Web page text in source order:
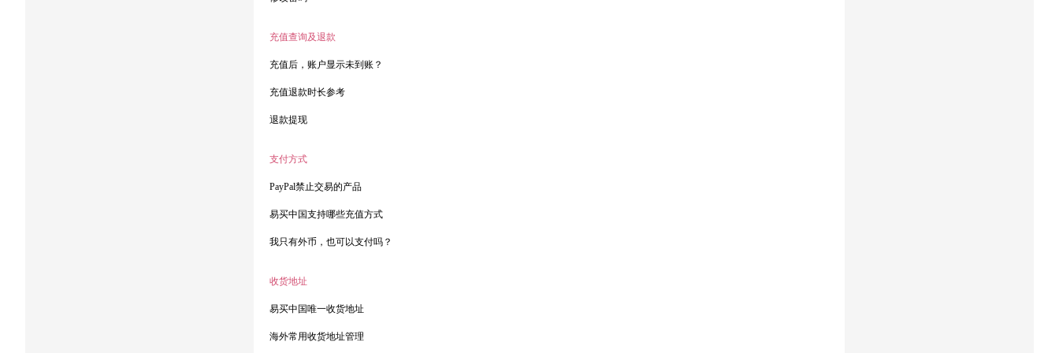
充值查询及退款
充值后，账户显示未到账？
充值退款时长参考
退款提现
支付方式
PayPal禁止交易的产品
易买中国支持哪些充值方式
我只有外币，也可以支付吗？
收货地址
易买中国唯一收货地址
海外常用收货地址管理